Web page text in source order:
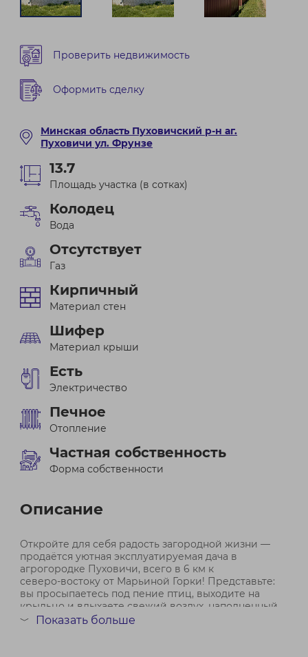
Проверить недвижимость
Оформить сделку
Минская область Пуховичский р-н аг.
Пуховичи ул. Фрунзе
13.7
Площадь участка (в сотках)
Колодец
Вода
Отсутствует
Газ
Кирпичный
Материал стен
Шифер
Материал крыши
Есть
Электричество
Печное
Отопление
Частная собственность
Форма собственности
Описание
Откройте для себя радость загородной жизни —
продаётся уютная эксплуатируемая дача в
агрогородке Пуховичи, всего в 6 км к
северо‑востоку от Марьиной Горки! Представьте:
вы просыпаетесь под пение птиц, выходите на
крыльцо и вдыхаете свежий воздух, наполненный
ароматами леса.
﹀ Показать больше